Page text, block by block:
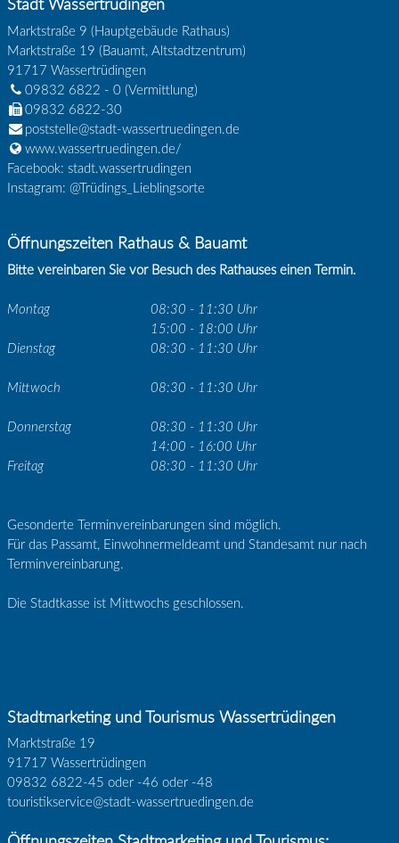
Stadt Wassertrüdingen
Marktstraße 9 (Hauptgebäude Rathaus)
Marktstraße 19 (Bauamt, Altstadtzentrum)
91717 Wassertrüdingen
09832 6822 - 0(Vermittlung)
09832 6822-30
poststelle@stadt-wassertruedingen.de
www.wassertruedingen.de/
Facebook: stadt.wassertrudingen
Instagram: @Trüdings_Lieblingsorte
Öffnungszeiten Rathaus & Bauamt
Bitte vereinbaren Sie vor Besuch des Rathauses einen Termin.
Montag
08:30 - 11:30 Uhr
15:00 - 18:00 Uhr
Dienstag
08:30 - 11:30 Uhr
Mittwoch 08:30 - 11:30 Uhr
Donnerstag
08:30 - 11:30 Uhr
14:00 - 16:00 Uhr
Freitag
08:30 - 11:30 Uhr
Gesonderte Terminvereinbarungen sind möglich.
Für das Passamt, Einwohnermeldeamt und Standesamt nur nach
Terminvereinbarung.
Die Stadtkasse ist Mittwochs geschlossen.
Stadtmarketing und Tourismus Wassertrüdingen
Marktstraße 19
91717 Wassertrüdingen
09832 6822-45 oder -46 oder -48
touristikservice@stadt-wassertruedingen.de